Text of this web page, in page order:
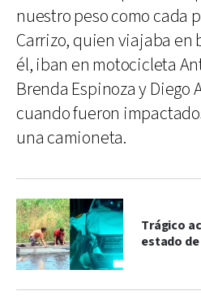
nuestro peso como cada
Carrizo, quien viajaba en
él, iban en motocicleta
Brenda Espinoza y Diego
cuando fueron
una camioneta.
Trágico
estado